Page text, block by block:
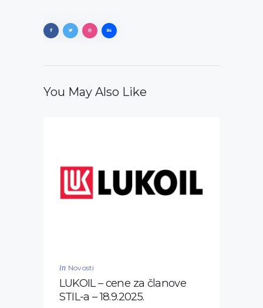
You May Also Like
in Novosti
LUKOIL – cene za članove
STIL-a – 18.9.2025.